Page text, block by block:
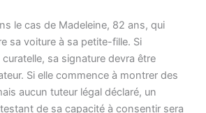
le cas de Madeleine, 82 ans, qui
sa voiture à sa petite-fille. Si
sa signature devra être
Si elle commence à montrer des
aucun tuteur légal déclaré, un
de sa capacité à consentir sera